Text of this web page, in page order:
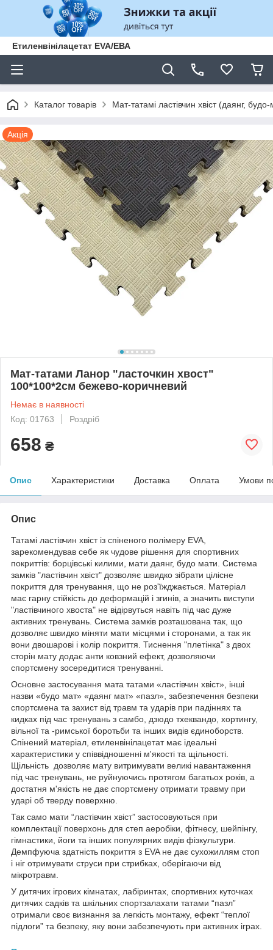
Етиленвінілацетат EVA/ЕВА
Каталог товарів Мат-татамі ластівчин хвіст (даянг,
Акція
Мат-татами Ланор "ласточкин хвост"
100*100*2см бежево-коричневий
Немає в наявності
Код: 01763
Роздріб
658 ₴
Опис Характеристики Доставка Оплата Умови
Опис
Татамі ластівчин хвіст із спіненого полімеру EVA,
зарекомендував себе як чудове рішення для спортивних
покриттів: борцівські килими, мати даянг, будо мати. Система
замків "ластівчин хвіст" дозволяє швидко зібрати цілісне
покриття для тренування, що не роз'їжджається. Матеріал
має гарну стійкість до деформацій і згинів, а значить виступи
"ластівчиного хвоста" не відірвуться навіть під час дуже
активних тренувань. Система замків розташована так, що
дозволяє швидко міняти мати місцями і сторонами, а так як
вони двошарові і колір покриття. Тиснення "плетінка" з двох
сторін мату додає анти ковзний ефект, дозволяючи
спортсмену зосередитися тренуванні.
Основне застосування мата татами «ластівчин хвіст», інші
назви «будо мат» «даянг мат» «пазл», забезпечення безпеки
спортсмена та захист від травм та ударів при падіннях та
кидках під час тренувань з самбо, дзюдо тхеквандо, хортингу,
вільної та -римської боротьби та інших видів єдиноборств.
Спінений матеріал, етиленвінілацетат має ідеальні
характеристики у співвідношенні м'якості та щільності.
Щільність дозволяє мату витримувати великі навантаження
під час тренувань, не руйнуючись протягом багатьох років, а
достатня м'якість не дає спортсмену отримати травму при
ударі об тверду поверхню.
Так само мати “ластівчин хвіст” застосовуються при
комплектації поверхонь для степ аеробіки, фітнесу, шейпінгу,
гімнастики, йоги та інших популярних видів фізкультури.
Демпфуюча здатність покриття з EVA не дає сухожиллям стоп
і ніг отримувати струси при стрибках, оберігаючи від
мікротравм.
У дитячих ігрових кімнатах, лабіринтах, спортивних куточках
дитячих садків та шкільних спортзалахати татами “пазл”
отримали своє визнання за легкість монтажу, ефект “теплої
підлоги” та безпеку, яку вони забезпечують при активних іграх.